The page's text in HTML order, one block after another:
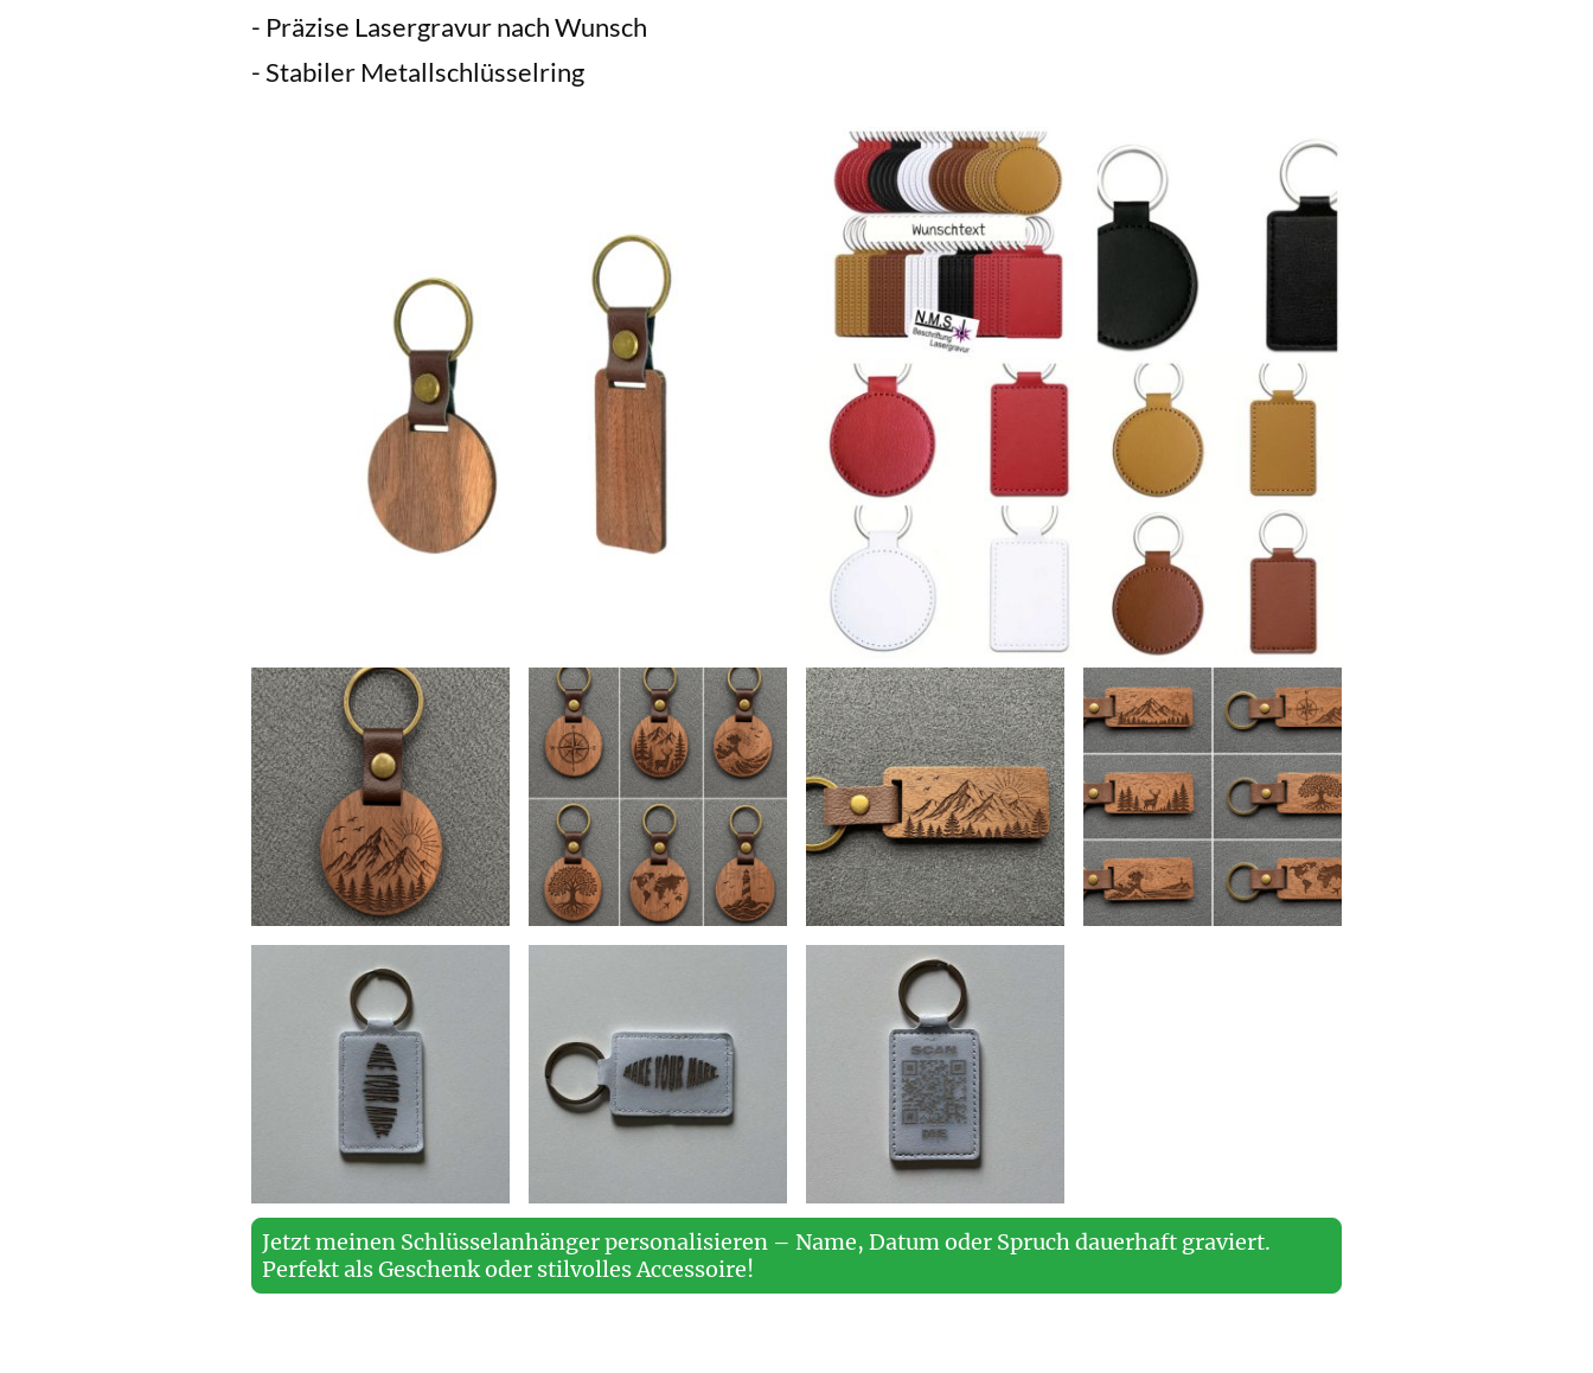
- Präzise Lasergravur nach Wunsch
- Stabiler Metallschlüsselring
Jetzt meinen Schlüsselanhänger personalisieren – Name, Datum oder Spruch dauerhaft graviert.
Perfekt als Geschenk oder stilvolles Accessoire!